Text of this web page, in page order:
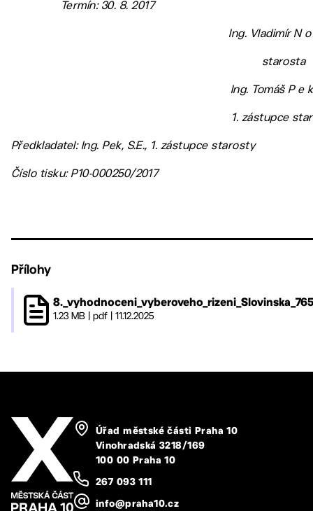
Termín: 30. 8. 2017
Ing. Vladimír N
starosta
Ing. Tomáš P e
1. zástupce
Předkladatel: Ing. Pek, S.E., 1. zástupce starosty
Číslo tisku: P10-000250/2017
Přílohy
1.23 MB pdf 11.12.2025
Úřad městské části Praha 10
Vinohradská 3218/169
100 00 Praha 10
267 093 111
info@praha10.cz